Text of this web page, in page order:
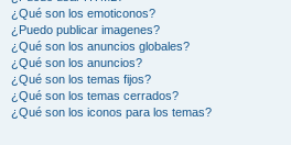
¿Qué son los emoticonos?
¿Puedo publicar imagenes?
¿Qué son los anuncios globales?
¿Qué son los anuncios?
¿Qué son los temas fijos?
¿Qué son los temas cerrados?
¿Qué son los iconos para los temas?